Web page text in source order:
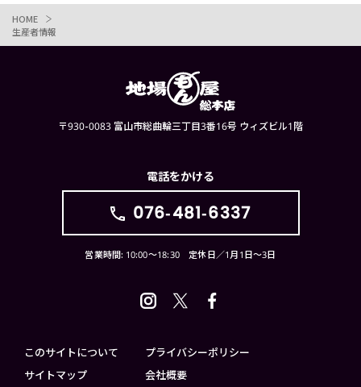
HOME
生産者情報
〒930-0083 富山市総曲輪三丁目3番16号 ウィズビル1階
電話をかける
076-481-6337
営業時間: 10:00〜18:30 定休日／1月1日〜3日
このサイトについて
プライバシーポリシー
サイトマップ
会社概要